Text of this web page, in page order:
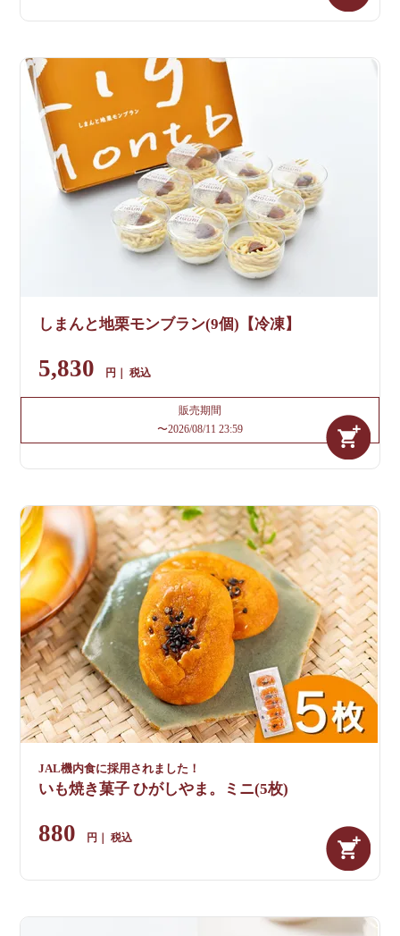
しまんと地栗モンブラン(9個)【冷凍】
5,830 税込
販売期間
〜2026/08/11 23:59
JAL機内食に採用されました！
いも焼き菓子 ひがしやま。ミニ(5枚)
880 税込